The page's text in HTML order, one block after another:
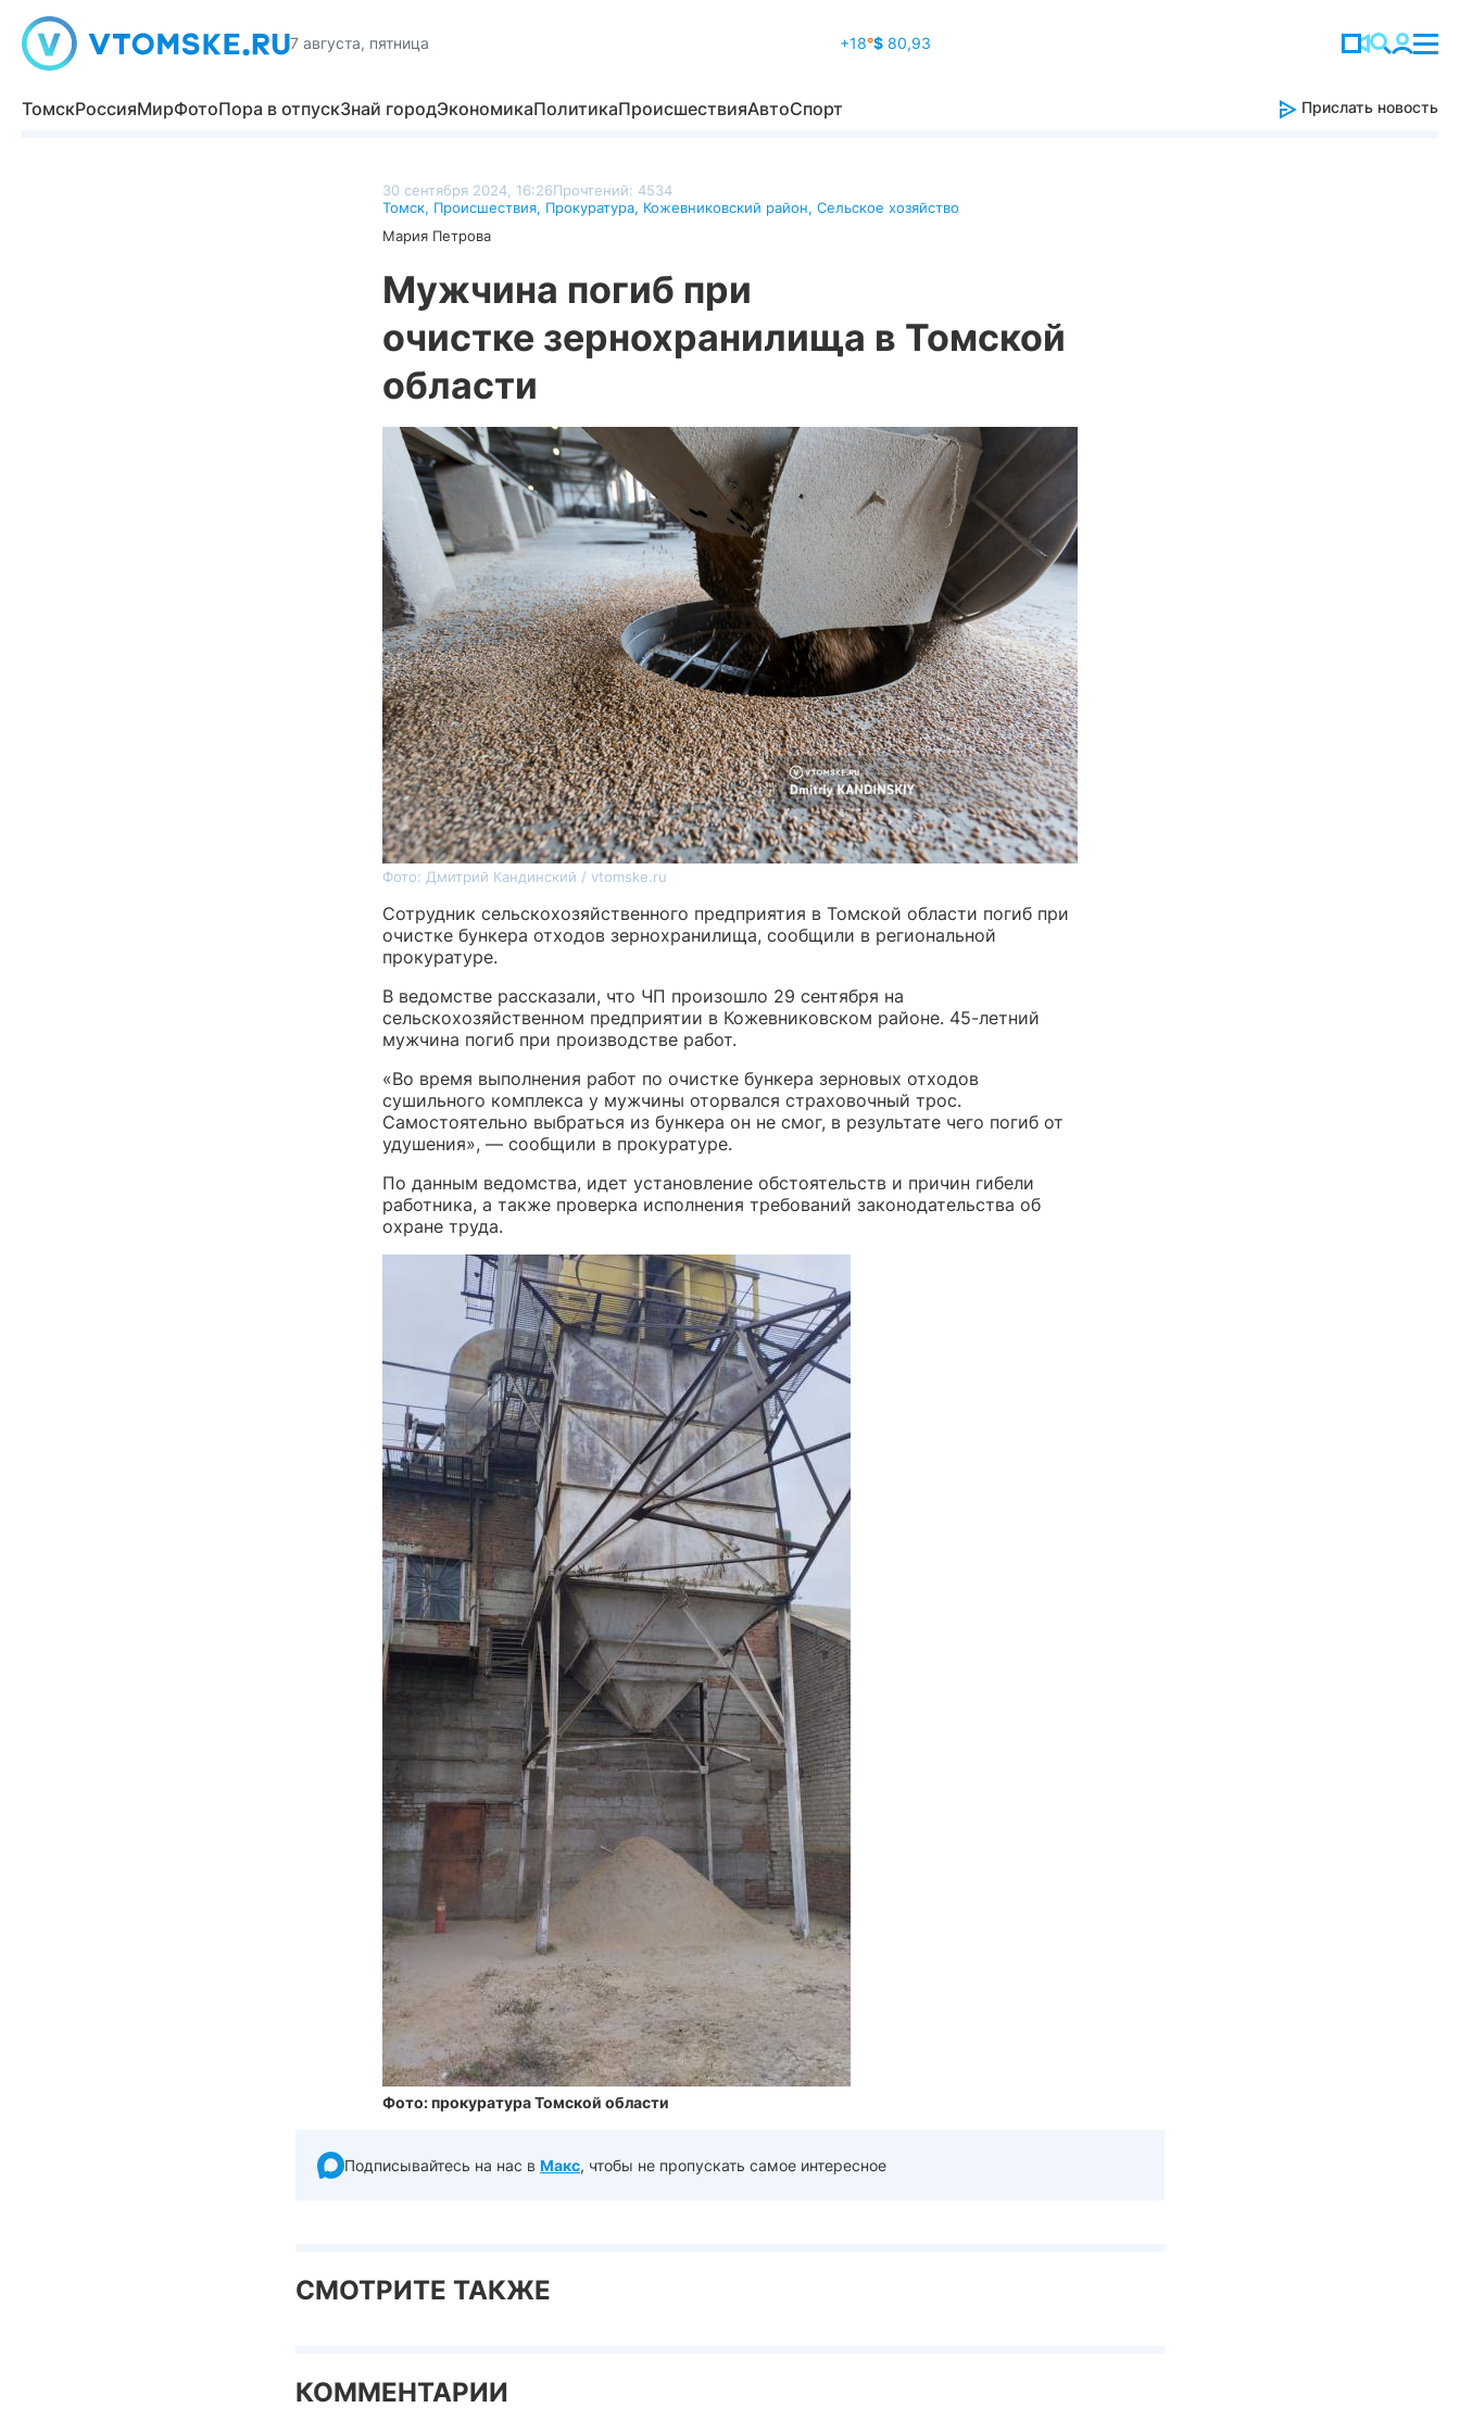
7 августа, пятница +18°$ 80,93
ТомскРоссияМирФотоПора в отпускЗнай городЭкономикаПолитикаПроисшествияАвтоСпорт Прислать новость
30 сентября 2024, 16:26Прочтений: 4534
Томск, Происшествия, Прокуратура, Кожевниковский район, Сельское хозяйство
Мария Петрова
Мужчина погиб при
очистке зернохранилища в Томской
области
Фото: Дмитрий Кандинский / vtomske.ru
Сотрудник сельскохозяйственного предприятия в Томской области погиб при
очистке бункера отходов зернохранилища, сообщили в региональной
прокуратуре.
В ведомстве рассказали, что ЧП произошло 29 сентября на
сельскохозяйственном предприятии в Кожевниковском районе. 45-летний
мужчина погиб при производстве работ.
«Во время выполнения работ по очистке бункера зерновых отходов
сушильного комплекса у мужчины оторвался страховочный трос.
Самостоятельно выбраться из бункера он не смог, в результате чего погиб от
удушения», — сообщили в прокуратуре.
По данным ведомства, идет установление обстоятельств и причин гибели
работника, а также проверка исполнения требований законодательства об
охране труда.
Фото: прокуратура Томской области
Подписывайтесь на нас в Макс, чтобы не пропускать самое интересное
СМОТРИТЕ ТАКЖЕ
КОММЕНТАРИИ